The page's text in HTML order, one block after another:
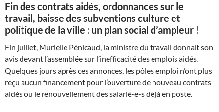
Fin des contrats aidés, ordonnances sur le
travail, baisse des subventions culture et
politique de la ville : un plan social d’ampleur !
Fin juillet, Murielle Pénicaud, la ministre du travail donnait son
avis devant l’assemblée sur l’inefficacité des emplois aidés.
Quelques jours après ces annonces, les pôles emploi n’ont plus
reçu aucun financement pour l’ouverture de nouveau contrats
aidés ou le renouvellement des salarié-e-s déjà en poste.